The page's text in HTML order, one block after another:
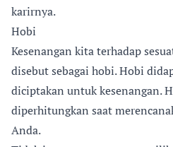
karirnya.
Hobi
Kesenangan kita terhadap
disebut sebagai hobi. Hobi
diciptakan untuk kesenangan.
diperhitungkan saat
Anda.